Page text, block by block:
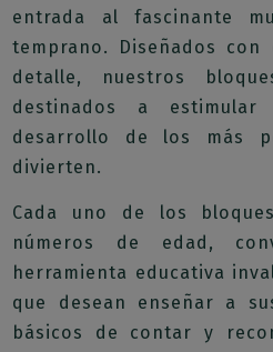
entrada al fascinante
temprano. Diseñados
detalle, nuestros
destinados a
desarrollo de los más
divierten.
Cada uno de los
números de edad,
herramienta educativa
que desean enseñar a
básicos de contar y